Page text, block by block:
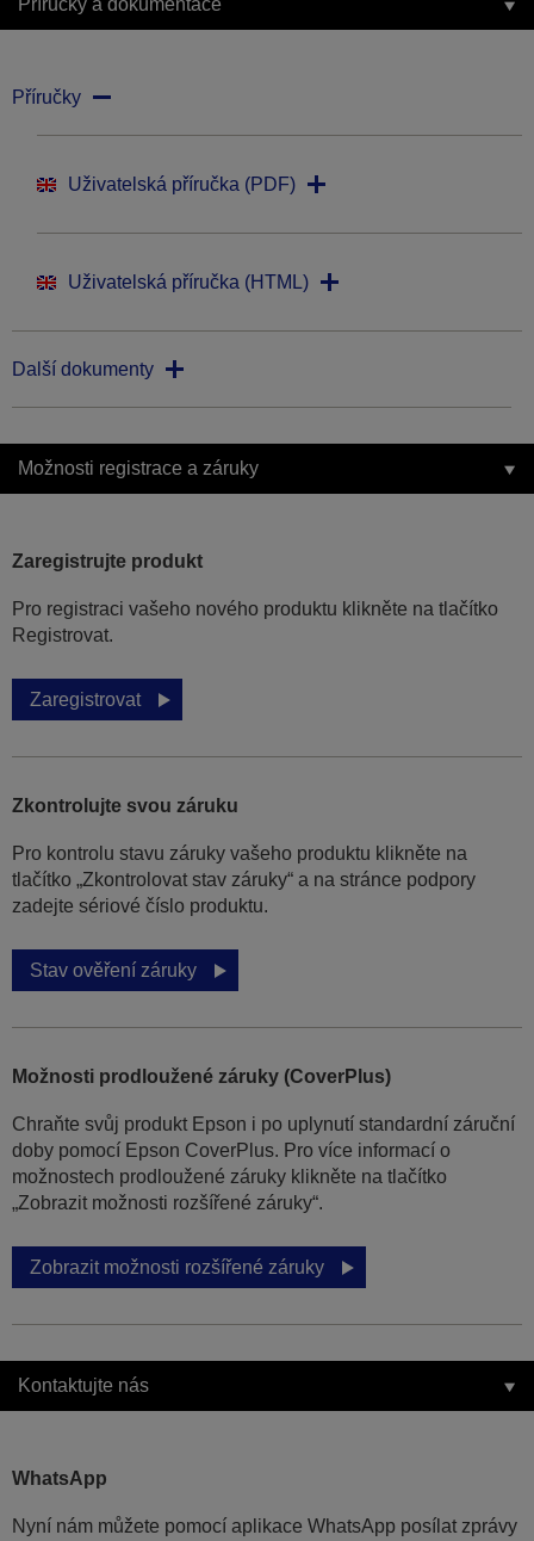
Příručky a dokumentace
Příručky
Uživatelská příručka (PDF)
Uživatelská příručka (HTML)
Další dokumenty
Možnosti registrace a záruky
Zaregistrujte produkt
Pro registraci vašeho nového produktu klikněte na tlačítko
Registrovat.
Zaregistrovat
Zkontrolujte svou záruku
Pro kontrolu stavu záruky vašeho produktu klikněte na
tlačítko „Zkontrolovat stav záruky“ a na stránce podpory
zadejte sériové číslo produktu.
Stav ověření záruky
Možnosti prodloužené záruky (CoverPlus)
Chraňte svůj produkt Epson i po uplynutí standardní záruční
doby pomocí Epson CoverPlus. Pro více informací o
možnostech prodloužené záruky klikněte na tlačítko
„Zobrazit možnosti rozšířené záruky“.
Zobrazit možnosti rozšířené záruky
Kontaktujte nás
WhatsApp
Nyní nám můžete pomocí aplikace WhatsApp posílat zprávy